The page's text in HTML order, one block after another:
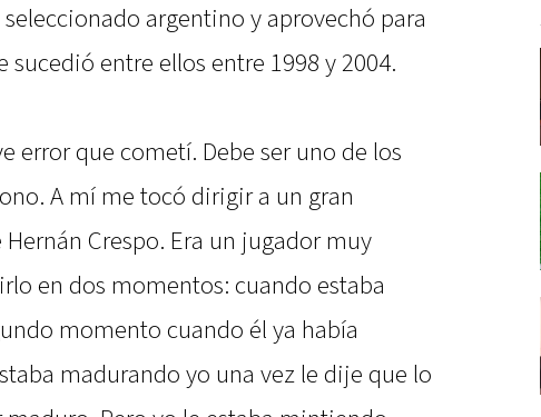
argentino y aprovechó para
sucedió entre ellos entre 1998 y 2004.
error que cometí. Debe ser uno de los
A mí me tocó dirigir a un gran
Crespo. Era un jugador muy
en dos momentos: cuando estaba
momento cuando él ya había
madurando yo una vez le dije que lo